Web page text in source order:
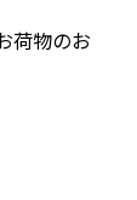
荷物のお